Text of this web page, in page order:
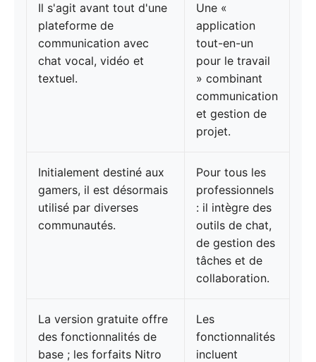
Il s'agit avant tout d'une
plateforme de
communication avec
chat vocal, vidéo et
textuel.
Une «
application
tout-en-un
pour le travail
» combinant
communication
et gestion de
projet.
Initialement destiné aux
gamers, il est désormais
utilisé par diverses
communautés.
Pour tous les
professionnels
: il intègre des
outils de chat,
de gestion des
tâches et de
collaboration.
La version gratuite offre
des fonctionnalités de
base ; les forfaits Nitro
Les
fonctionnalités
incluent